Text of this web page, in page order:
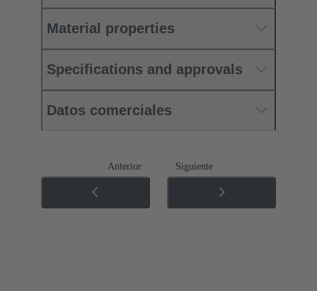
Material properties
Specifications and approvals
Datos comerciales
Anterior Siguiente